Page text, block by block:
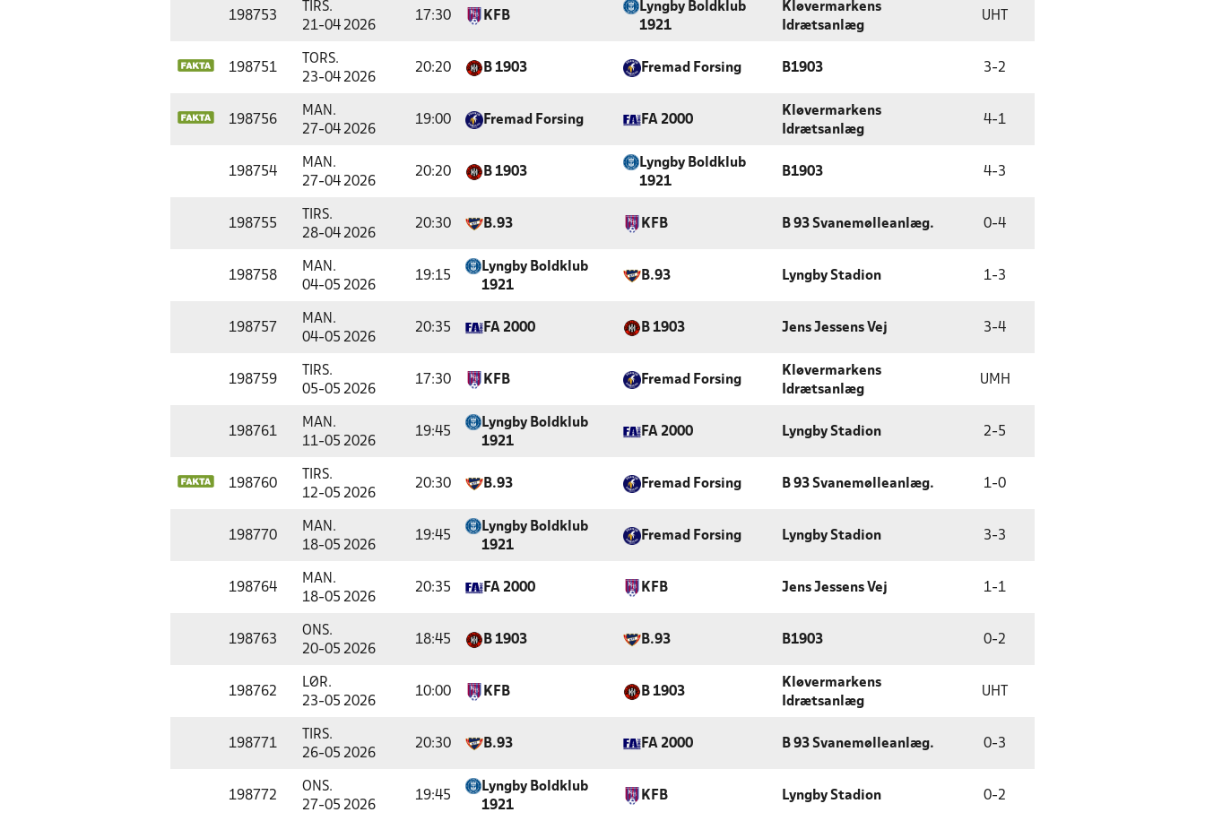
198753
TIRS.
21-04 2026
17:30 KFB
Lyngby Boldklub
1921
Kløvermarkens
Idrætsanlæg
UHT
198751
TORS.
23-04 2026
20:20 B 1903 Fremad Forsing B1903 3-2
198756
MAN.
27-04 2026
19:00 Fremad Forsing FA 2000
Kløvermarkens
Idrætsanlæg
4-1
198754
MAN.
27-04 2026
20:20 B 1903
Lyngby Boldklub
1921
B1903 4-3
198755
TIRS.
28-04 2026
20:30 B.93 KFB B 93 Svanemølleanlæg. 0-4
198758
MAN.
04-05 2026
19:15
Lyngby Boldklub
1921
B.93 Lyngby Stadion 1-3
198757
MAN.
04-05 2026
20:35 FA 2000 B 1903 Jens Jessens Vej 3-4
198759
TIRS.
05-05 2026
17:30 KFB Fremad Forsing
Kløvermarkens
Idrætsanlæg
UMH
198761
MAN.
11-05 2026
19:45
Lyngby Boldklub
1921
FA 2000 Lyngby Stadion 2-5
198760
TIRS.
12-05 2026
20:30 B.93 Fremad Forsing B 93 Svanemølleanlæg. 1-0
198770
MAN.
18-05 2026
19:45
Lyngby Boldklub
1921
Fremad Forsing Lyngby Stadion 3-3
198764
MAN.
18-05 2026
20:35 FA 2000 KFB Jens Jessens Vej 1-1
198763
ONS.
20-05 2026
18:45 B 1903 B.93 B1903 0-2
198762
LØR.
23-05 2026
10:00 KFB B 1903
Kløvermarkens
Idrætsanlæg
UHT
198771
TIRS.
26-05 2026
20:30 B.93 FA 2000 B 93 Svanemølleanlæg. 0-3
198772
ONS.
27-05 2026
19:45
Lyngby Boldklub
1921
KFB Lyngby Stadion 0-2